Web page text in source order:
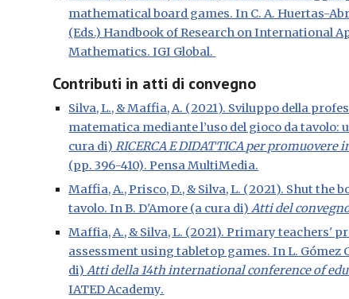
mathematical board games. In C. A. Huertas-
(Eds.) Handbook of Research on International
Mathematics. IGI Global.
Contributi in atti di convegno
Silva, L., & Maffia, A. (2021). Sviluppo della
matematica mediante l’uso del gioco da
cura di) RICERCA E DIDATTICA per
(pp. 396-410). Pensa MultiMedia.
Maffia, A., Prisco, D., & Silva, L. (2021). Shut the
tavolo. In B. D'Amore (a cura di)Atti del
Maffia, A., & Silva, L. (2021). Primary teachers'
assessment using tabletop games. In L. Gómez
di)Atti della 14th international conference of
IATED Academy.